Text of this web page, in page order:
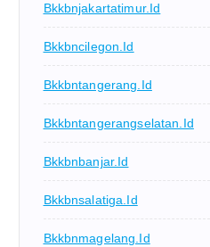
Bkkbnjakartatimur.id
Bkkbncilegon.id
Bkkbntangerang.id
Bkkbntangerangselatan.id
Bkkbnbanjar.id
Bkkbnsalatiga.id
Bkkbnmagelang.id